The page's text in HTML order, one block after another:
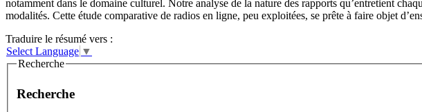
notamment dans le domaine culturel. Notre analyse de la nature des rapports qu’entretient
modalités. Cette étude comparative de radios en ligne, peu exploitées, se prête à faire objet
Traduire le résumé vers :
Select Language ▼
Recherche
Recherche